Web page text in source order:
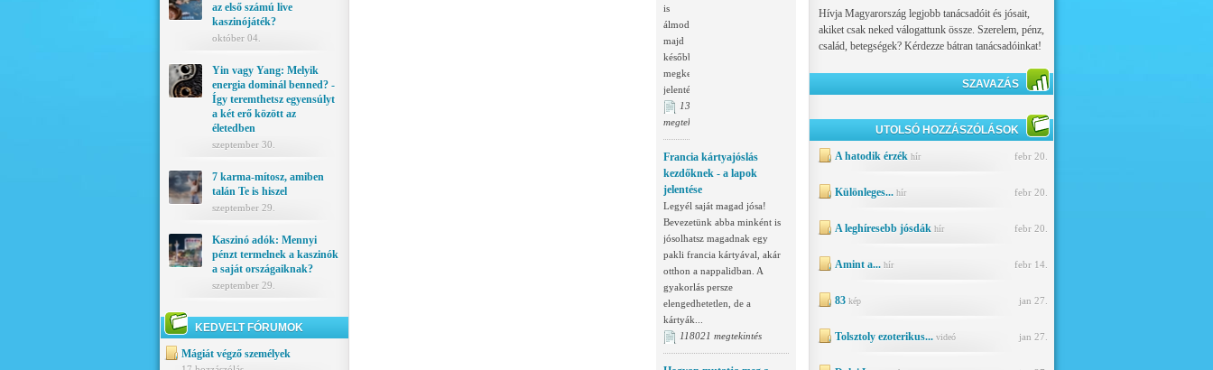
az első számú live
kaszinójáték?
október 04.
Yin vagy Yang: Melyik
energia dominál benned? -
Így teremthetsz egyensúlyt
a két erő között az
életedben
szeptember 30.
7 karma-mítosz, amiben
talán Te is hiszel
szeptember 29.
Kaszinó adók: Mennyi
pénzt termelnek a kaszinók
a saját országaiknak?
szeptember 29.
KEDVELT FÓRUMOK
Mágiát végző személyek
is
álmodtunk,
majd
később
megkeresni
jelentését....
134998
megtekintés
Francia kártyajóslás
kezdőknek - a lapok
jelentése
Legyél saját magad jósa!
Bevezetünk abba minként is
jósolhatsz magadnak egy
pakli francia kártyával, akár
otthon a nappalidban. A
gyakorlás persze
elengedhetetlen, de a
kártyák...
118021 megtekintés
Hívja Magyarország legjobb tanácsadóit és jósait,
akiket csak neked válogattunk össze. Szerelem, pénz,
család, betegségek? Kérdezze bátran tanácsadóinkat!
SZAVAZÁS
UTOLSÓ HOZZÁSZÓLÁSOK
A hatodik érzék hír febr 20.
Különleges... hír febr 20.
A leghíresebb jósdák hír febr 20.
Amint a... hír febr 14.
83 kép jan 27.
Tolsztoly ezoterikus... videó jan 27.